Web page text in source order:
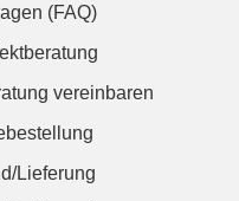
(FAQ)
vereinbaren
Lieferung